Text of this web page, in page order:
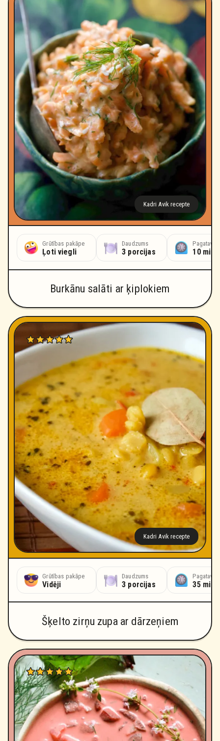
Kadri Avik recepte
Grūtības pakāpe
Ļoti viegli
Daudzums
3 porcijas 10
Burkānu salāti ar ķiplokiem
Kadri Avik recepte
Grūtības pakāpe
Vidēji
Daudzums
3 porcijas 35
Šķelto zirņu zupa ar dārzeņiem